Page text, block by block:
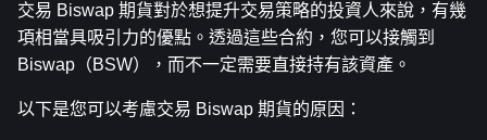
交易 Biswap 期貨對於想提升交易策略的投資人來說，有幾
項相當具吸引力的優點。透過這些合約，您可以接觸到
Biswap（BSW），而不一定需要直接持有該資產。
以下是您可以考慮交易 Biswap 期貨的原因：